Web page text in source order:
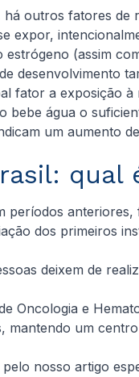
outros fatores
expor,
(assim
desenvolvimento
fator a exposição
água o
um aumento
períodos
dos primeiros
deixem de
Oncologia e
um
nosso artigo